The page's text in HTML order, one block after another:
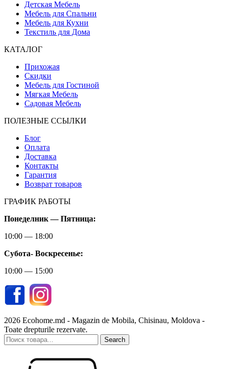
Детская Мебель
Мебель для Спальни
Мебель для Кухни
Текстиль для Дома
КАТАЛОГ
Прихожая
Скидки
Мебель для Гостиной
Мягкая Мебель
Садовая Мебель
ПОЛЕЗНЫЕ ССЫЛКИ
Блог
Оплата
Доставка
Контакты
Гарантия
Возврат товаров
ГРАФИК РАБОТЫ
Понеделник — Пятница:
10:00 — 18:00
Субота- Воскресенье:
10:00 — 15:00
2026 Ecohome.md - Magazin de Mobila, Chisinau, Moldova -
Toate drepturile rezervate.
Search